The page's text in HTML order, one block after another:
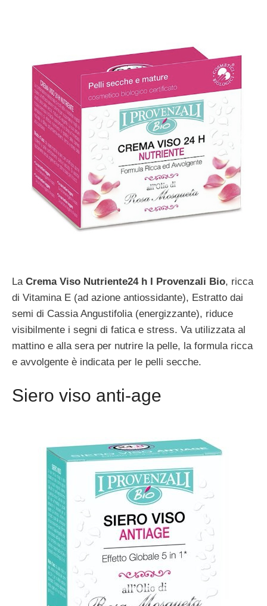
La Crema Viso Nutriente24 h I Provenzali Bio, ricca
di Vitamina E (ad azione antiossidante), Estratto dai
semi di Cassia Angustifolia (energizzante), riduce
visibilmente i segni di fatica e stress. Va utilizzata al
mattino e alla sera per nutrire la pelle, la formula ricca
e avvolgente è indicata per le pelli secche.
Siero viso anti-age